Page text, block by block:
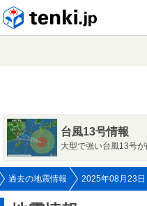
台風13号情報
大型で強い台風13号
過去の地震情報 2025年08月23日